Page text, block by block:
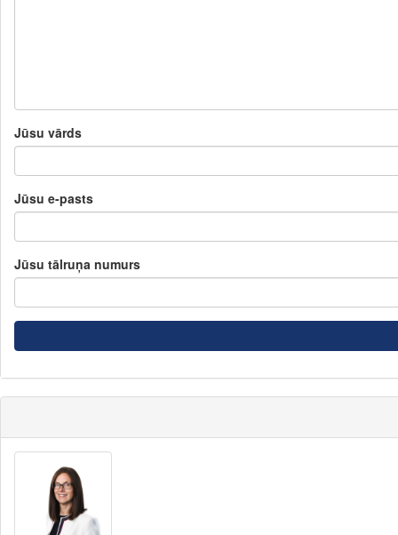
Jūsu vārds
Jūsu e-pasts
Jūsu tālruņa numurs